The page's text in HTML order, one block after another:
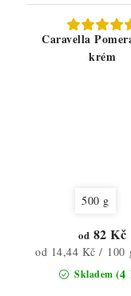
Caravella
krém
500 g
Skladem (4
od 82 Kč
Měrná
od 14,44 Kč / 100